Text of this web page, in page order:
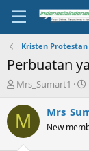
Kristen Protestan
Perbuatan
T
r
e
a
Mrs_Sumart1
M New